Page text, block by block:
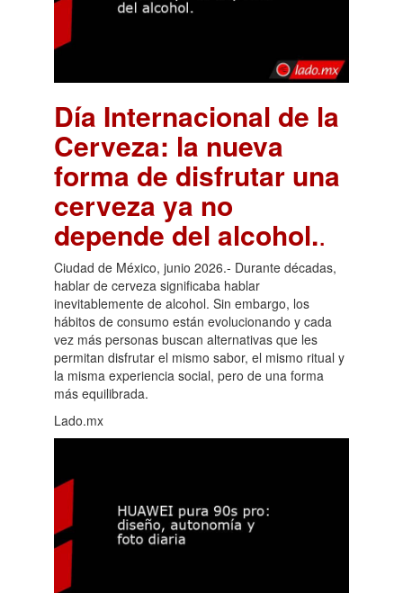
Día Internacional de la
Cerveza: la nueva
forma de disfrutar una
cerveza ya no
depende del alcohol..
Ciudad de México, junio 2026.- Durante décadas,
hablar de cerveza significaba hablar
inevitablemente de alcohol. Sin embargo, los
hábitos de consumo están evolucionando y cada
vez más personas buscan alternativas que les
permitan disfrutar el mismo sabor, el mismo ritual y
la misma experiencia social, pero de una forma
más equilibrada.
Lado.mx